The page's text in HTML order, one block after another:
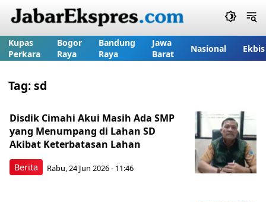
Kupas
Perkara
Bogor
Raya
Bandung
Raya
Jawa
Barat
Nasional Ekbis
Tag:sd
Berita
Disdik Cimahi Akui Masih Ada SMP
yang Menumpang di Lahan SD
Akibat Keterbatasan Lahan
Rabu, 24 Jun 2026 - 11:46